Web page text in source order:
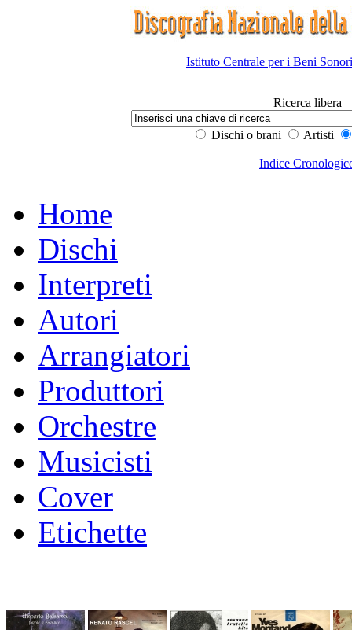
Istituto Centrale per i Beni
Ricerca libera
Dischi o brani Artisti
Indice
Home
Dischi
Interpreti
Autori
Arrangiatori
Produttori
Orchestre
Musicisti
Cover
Etichette